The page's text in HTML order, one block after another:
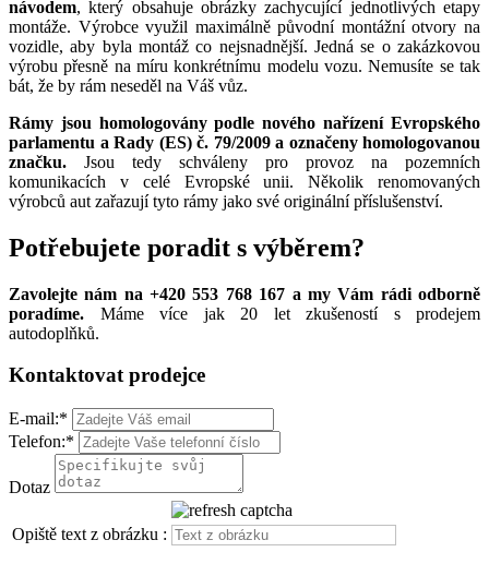
návodem, který obsahuje obrázky zachycující jednotlivých etapy
montáže. Výrobce využil maximálně původní montážní otvory na
vozidle, aby byla montáž co nejsnadnější. Jedná se o zakázkovou
výrobu přesně na míru konkrétnímu modelu vozu. Nemusíte se tak
bát, že by rám neseděl na Váš vůz.
Rámy jsou homologovány podle nového nařízení Evropského
parlamentu a Rady (ES) č. 79/2009 a označeny homologovanou
značku. Jsou tedy schváleny pro provoz na pozemních
komunikacích v celé Evropské unii. Několik renomovaných
výrobců aut zařazují tyto rámy jako své originální příslušenství.
Potřebujete poradit s výběrem?
Zavolejte nám na +420 553 768 167 a my Vám rádi odborně
poradíme. Máme více jak 20 let zkušeností s prodejem
autodoplňků.
Kontaktovat prodejce
E-mail:*
Telefon:*
Dotaz
Opiště text z obrázku :